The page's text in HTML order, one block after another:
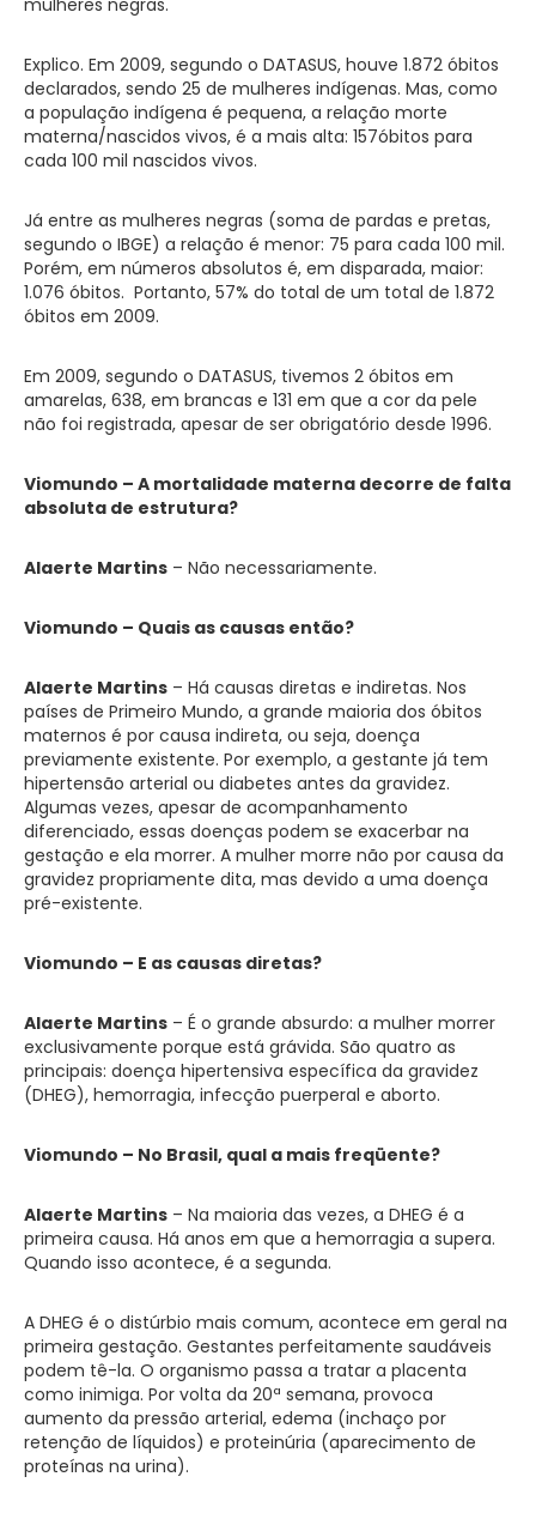
mulheres negras.
Explico. Em 2009, segundo o DATASUS, houve 1.872 óbitos
declarados, sendo 25 de mulheres indígenas. Mas, como
a população indígena é pequena, a relação morte
materna/nascidos vivos, é a mais alta: 157óbitos para
cada 100 mil nascidos vivos.
Já entre as mulheres negras (soma de pardas e pretas,
segundo o IBGE) a relação é menor: 75 para cada 100 mil.
Porém, em números absolutos é, em disparada, maior:
1.076 óbitos. Portanto, 57% do total de um total de 1.872
óbitos em 2009.
Em 2009, segundo o DATASUS, tivemos 2 óbitos em
amarelas, 638, em brancas e 131 em que a cor da pele
não foi registrada, apesar de ser obrigatório desde 1996.
Viomundo – A mortalidade materna decorre de falta
absoluta de estrutura?
Alaerte Martins – Não necessariamente.
Viomundo – Quais as causas então?
Alaerte Martins – Há causas diretas e indiretas. Nos
países de Primeiro Mundo, a grande maioria dos óbitos
maternos é por causa indireta, ou seja, doença
previamente existente. Por exemplo, a gestante já tem
hipertensão arterial ou diabetes antes da gravidez.
Algumas vezes, apesar de acompanhamento
diferenciado, essas doenças podem se exacerbar na
gestação e ela morrer. A mulher morre não por causa da
gravidez propriamente dita, mas devido a uma doença
pré-existente.
Viomundo – E as causas diretas?
Alaerte Martins – É o grande absurdo: a mulher morrer
exclusivamente porque está grávida. São quatro as
principais: doença hipertensiva específica da gravidez
(DHEG), hemorragia, infecção puerperal e aborto.
Viomundo – No Brasil, qual a mais freqüente?
Alaerte Martins – Na maioria das vezes, a DHEG é a
primeira causa. Há anos em que a hemorragia a supera.
Quando isso acontece, é a segunda.
A DHEG é o distúrbio mais comum, acontece em geral na
primeira gestação. Gestantes perfeitamente saudáveis
podem tê-la. O organismo passa a tratar a placenta
como inimiga. Por volta da 20ª semana, provoca
aumento da pressão arterial, edema (inchaço por
retenção de líquidos) e proteinúria (aparecimento de
proteínas na urina).